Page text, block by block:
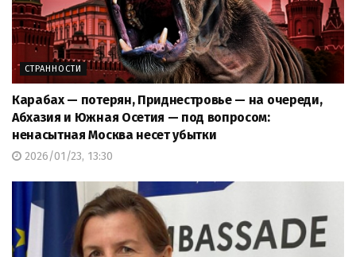
СТРАННОСТИ
Карабах — потерян, Приднестровье — на очереди,
Абхазия и Южная Осетия — под вопросом:
ненасытная Москва несет убытки
2026/01/23, 13:30